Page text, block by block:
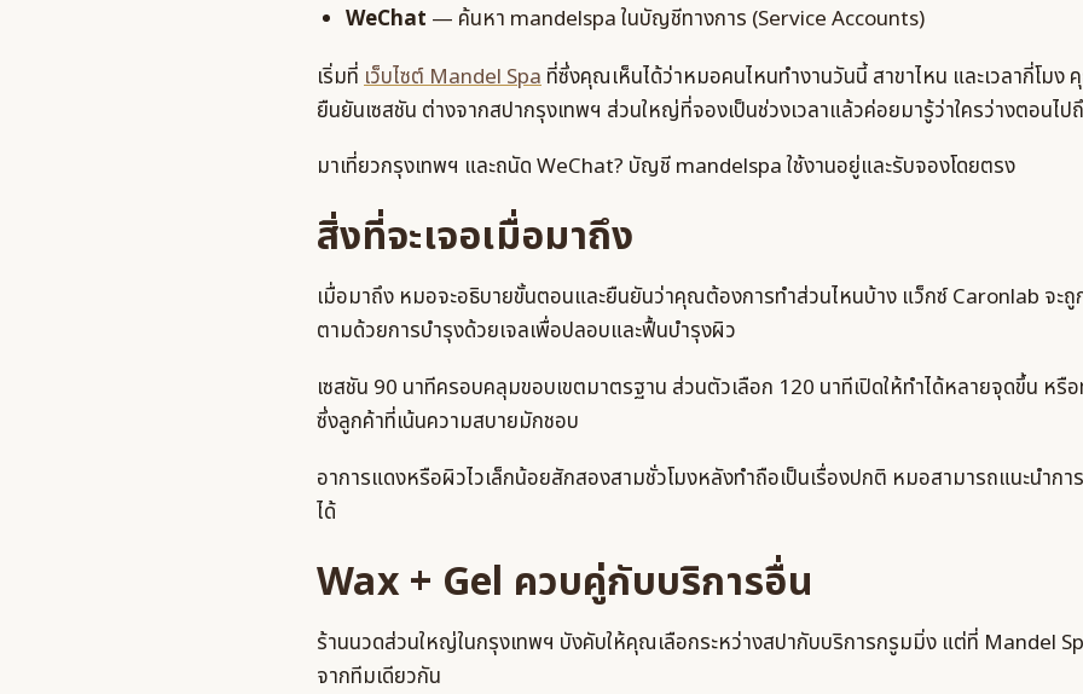
WeChat — ค้นหา mandelspa ในบัญชีทางการ (Service Accounts)
เริ่มที่เว็บไซต์ Mandel Spaที่ซึ่งคุณเห็นได้ว่าหมอคนไหนทำงานวันนี้ สาขาไหน และเวลากี่โม
ยืนยันเซสชัน ต่างจากสปากรุงเทพฯ ส่วนใหญ่ที่จองเป็นช่วงเวลาแล้วค่อยมารู้ว่าใครว่างตอนไป
มาเที่ยวกรุงเทพฯ และถนัด WeChat? บัญชี mandelspa ใช้งานอยู่และรับจองโดยตรง
สิ่งที่จะเจอเมื่อมาถึง
เมื่อมาถึง หมอจะอธิบายขั้นตอนและยืนยันว่าคุณต้องการทำส่วนไหนบ้าง แว็กซ์ Caronlab จะ
ตามด้วยการบำรุงด้วยเจลเพื่อปลอบและฟื้นบำรุงผิว
เซสชัน 90 นาทีครอบคลุมขอบเขตมาตรฐาน ส่วนตัวเลือก 120 นาทีเปิดให้ทำได้หลายจุดขึ้น หรื
ซึ่งลูกค้าที่เน้นความสบายมักชอบ
อาการแดงหรือผิวไวเล็กน้อยสักสองสามชั่วโมงหลังทำถือเป็นเรื่องปกติ หมอสามารถแนะนำ
ได้
Wax + Gel ควบคู่กับบริการอื่น
ร้านนวดส่วนใหญ่ในกรุงเทพฯ บังคับให้คุณเลือกระหว่างสปากับบริการกรูมมิ่ง แต่ที่ Mandel
จากทีมเดียวกัน